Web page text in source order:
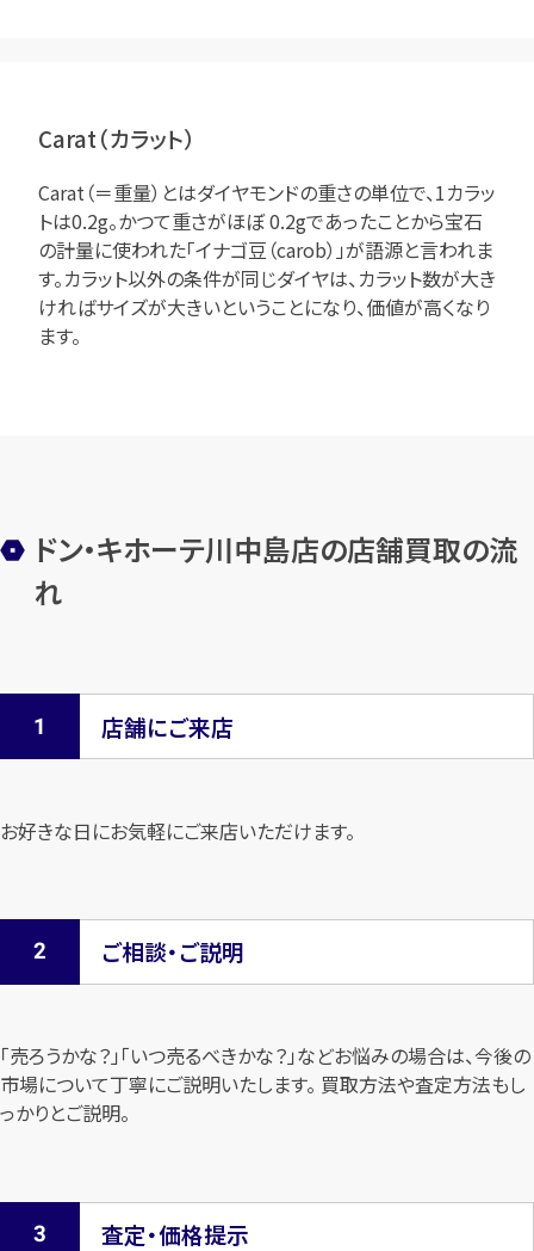
Carat（カラット）
Carat（＝重量）とはダイヤモンドの重さの単位で、1カラッ
トは0.2g。かつて重さがほぼ 0.2gであったことから宝石
の計量に使われた「イナゴ豆（carob）」が語源と言われま
す。カラット以外の条件が同じダイヤは、カラット数が大き
ければサイズが大きいということになり、価値が高くなり
ます。
ドン・キホーテ川中島店の店舗買取の流
れ
店舗にご来店
お好きな日にお気軽にご来店いただけます。
ご相談・ご説明
「売ろうかな？」「いつ売るべきかな？」などお悩みの場合は、今後の
市場について丁寧にご説明いたします。 買取方法や査定方法もし
っかりとご説明。
査定・価格提示